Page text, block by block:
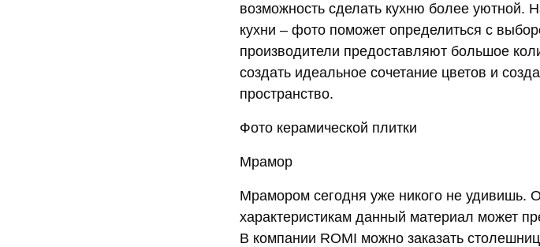
возможность сделать кухню более уютной.
кухни – фото поможет определиться с
производители предоставляют большое
создать идеальное сочетание цветов и
пространство.
Фото керамической плитки
Мрамор
Мрамором сегодня уже никого не удивишь.
характеристикам данный материал может
В компании ROMI можно заказать